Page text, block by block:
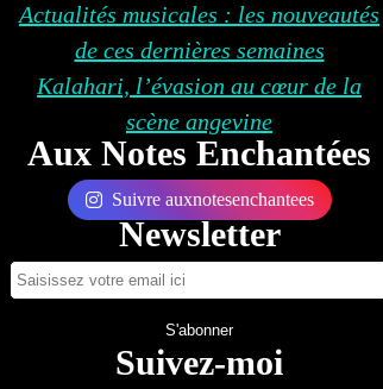
Actualités musicales : les nouveautés
de ces dernières semaines
Kalahari, l’évasion au cœur de la
scène angevine
Aux Notes Enchantées
Suivre auxnotesenchantees
Newsletter
Suivez-moi